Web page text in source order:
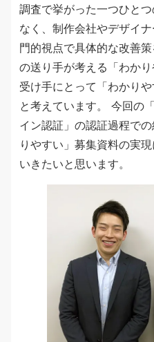
調査で挙がった一つひと
なく、制作会社やデザイ
門的視点で具体的な改善
の送り手が考える「わか
受け手にとって「わかり
と考えています。 今回の
イン認証」の認証過程で
りやすい」募集資料の実
いきたいと思います。